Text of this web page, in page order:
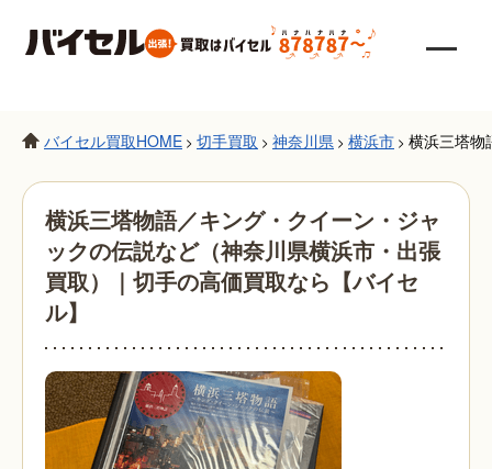
バイセル買取HOME > 切手買取 > 神奈川県 > 横浜市 > 横浜三塔物
横浜三塔物語／キング・クイーン・ジャ
ックの伝説など（神奈川県横浜市・出張
買取）｜切手の高価買取なら【バイセ
ル】